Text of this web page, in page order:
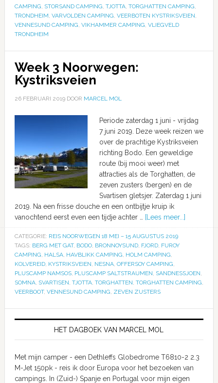
CAMPING, STORSAND CAMPING, TJOTTA, TORGHATTEN CAMPING,
TRONDHEIM, VARVOLDEN CAMPING, VEERBOTEN KYSTRIKSVEIEN,
VENNESUND CAMPING, VIKHAMMER CAMPING, VLIEGVELD
TRONDHEIM
Week 3 Noorwegen:
Kystriksveien
26 FEBRUARI 2019DOOR MARCEL MOL
Periode zaterdag 1 juni - vrijdag
7 juni 2019. Deze week reizen we
over de prachtige Kystriksveien
richting Bodo. Een geweldige
route (bij mooi weer) met
attracties als de Torghatten, de
zeven zusters (bergen) en de
Svartisen gletsjer. Zaterdag 1 juni
2019. Na een frisse douche en een ontbijtje kruip ik
vanochtend eerst even een tijdje achter …
[Lees meer...]
CATEGORIE: REIS NOORWEGEN 18 MEI – 15 AUGUSTUS 2019
TAGS: BERG MET GAT, BODO, BRONNOYSUND, FJORD, FUROY
CAMPING, HALSA, HAVBLIKK CAMPING, HOLM CAMPING,
KOLVEREID, KYSTRIKSVEIEN, NESNA, OFFERSOY CAMPING,
PLUSCAMP NAMSOS, PLUSCAMP SALTSTRAUMEN, SANDNESSJOEN,
SOMNA, SVARTISEN, TJOTTA, TORGHATTEN, TORGHATTEN CAMPING,
VEERBOOT, VENNESUND CAMPING, ZEVEN ZUSTERS
HET DAGBOEK VAN MARCEL MOL
Met mijn camper - een Dethleffs Globedrome T6810-2 2.3
M-Jet 150pk - reis ik door Europa voor het bezoeken van
campings. In (Zuid-) Spanje en Portugal voor mijn eigen